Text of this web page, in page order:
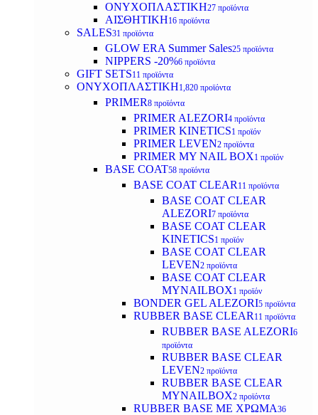
ΟΝΥΧΟΠΛΑΣΤΙΚΗ27 προϊόντα
ΑΙΣΘΗΤΙΚΗ16 προϊόντα
SALES31 προϊόντα
GLOW ERA Summer Sales25 προϊόντα
NIPPERS -20%6 προϊόντα
GIFT SETS11 προϊόντα
ΟΝΥΧΟΠΛΑΣΤΙΚΗ1,820 προϊόντα
PRIMER8 προϊόντα
PRIMER ALEZORI4 προϊόντα
PRIMER KINETICS1 προϊόν
PRIMER LEVEN2 προϊόντα
PRIMER MY NAIL BOX1 προϊόν
BASE COAT58 προϊόντα
BASE COAT CLEAR 11 προϊόντα
BASE COAT CLEAR
ALEZORI7 προϊόντα
BASE COAT CLEAR
KINETICS1 προϊόν
BASE COAT CLEAR
LEVEN2 προϊόντα
BASE COAT CLEAR
MYNAILBOX1 προϊόν
BONDER GEL ALEZORI5 προϊόντα
RUBBER BASE CLEAR 11 προϊόντα
RUBBER BASE ALEZORI6
προϊόντα
RUBBER BASE CLEAR
LEVEN2 προϊόντα
RUBBER BASE CLEAR
MYNAILBOX2 προϊόντα
RUBBER BASE ΜΕ ΧΡΩΜΑ36